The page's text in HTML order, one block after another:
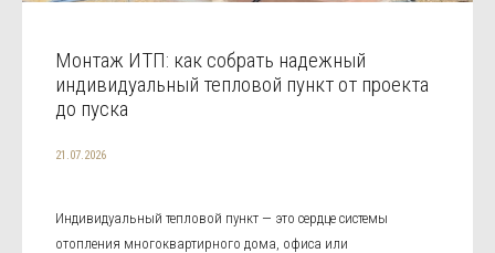
Монтаж ИТП: как собрать надежный
индивидуальный тепловой пункт от проекта
до пуска
21.07.2026
Индивидуальный тепловой пункт — это сердце системы
отопления многоквартирного дома, офиса или